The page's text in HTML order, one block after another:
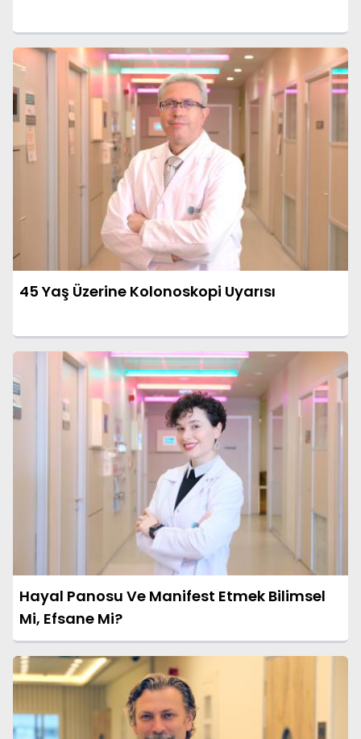
45 Yaş Üzerine Kolonoskopi Uyarısı
Hayal Panosu Ve Manifest Etmek Bilimsel
Mi, Efsane Mi?